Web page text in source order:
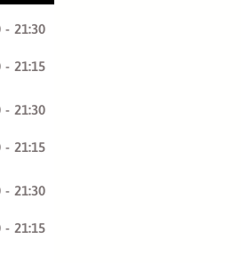
- 21:30
- 21:15
- 21:30
- 21:15
- 21:30
- 21:15